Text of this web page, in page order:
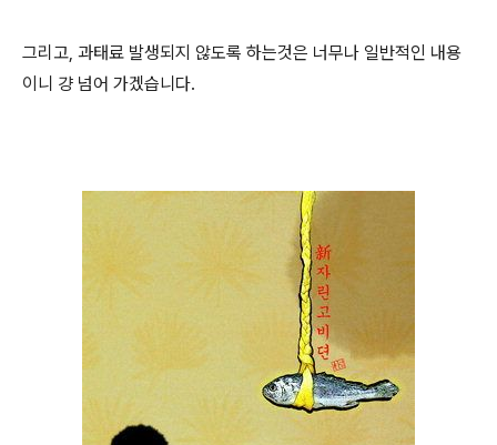
그리고, 과태료 발생되지 않도록 하는것은 너무나 일반적인 내용
이니 걍 넘어 가겠습니다.